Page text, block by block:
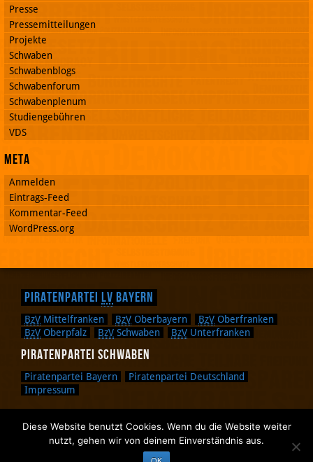
Presse
Pressemitteilungen
Projekte
Schwaben
Schwabenblogs
Schwabenforum
Schwabenplenum
Studiengebühren
VDS
Meta
Anmelden
Eintrags-Feed
Kommentar-Feed
WordPress.org
Piratenpartei LV Bayern
BzV Mittelfranken BzV Oberbayern BzV Oberfranken
BzV Oberpfalz BzV Schwaben BzV Unterfranken
Piratenpartei Schwaben
Piratenpartei Bayern
Piratenpartei Deutschland
Impressum
Zurück nach oben.
Zurück zum Anfang des Textes.
Diese Website benutzt Cookies. Wenn du die Website weiter
nutzt, gehen wir von deinem Einverständnis aus.